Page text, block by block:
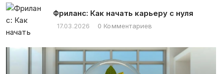
Фриланс: Как начать карьеру с нуля
17.03.2026 0 Комментариев